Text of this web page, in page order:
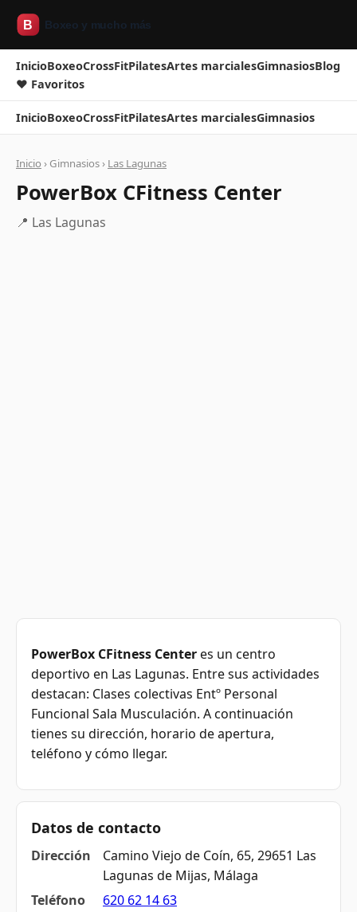
InicioBoxeoCrossFitPilatesArtes marcialesGimnasiosBlog
❤ Favoritos
InicioBoxeoCrossFitPilatesArtes marcialesGimnasios
Inicio › Gimnasios › Las Lagunas
PowerBox CFitness Center
📍 Las Lagunas
PowerBox CFitness Centeres un centro
deportivo en Las Lagunas. Entre sus actividades
destacan: Clases colectivas Entº Personal
Funcional Sala Musculación. A continuación
tienes su dirección, horario de apertura,
teléfono y cómo llegar.
Datos de contacto
Dirección
Camino Viejo de Coín, 65, 29651 Las
Lagunas de Mijas, Málaga
Teléfono
620 62 14 63